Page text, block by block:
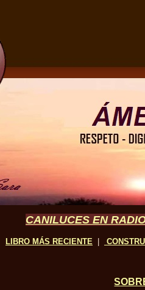
CANILUCES EN
LIBRO MÁS RECIENTE